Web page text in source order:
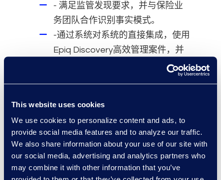
This website uses cookies
We use cookies to personalize content and ads, to
provide social media features and to analyze our traffic.
We also share information about your use of our site with
our social media, advertising and analytics partners who
may combine it with other information that you’ve
- 满足监管发现要求，并与保险业
务团队合作识别事实模式。
-通过系统对系统的直接集成，使用
Epiq Discovery高效管理案件，并
果。
成果与效益
通过提升行政效率和早期专家参与